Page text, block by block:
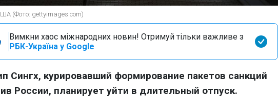
(Фото: gettyimages.com)
Вимкни хаос міжнародних новин! Отримуй тільки важливе з
РБК-Україна у Google
Сингх, курировавший формирование пакетов санкций
России, планирует уйти в длительный отпуск.